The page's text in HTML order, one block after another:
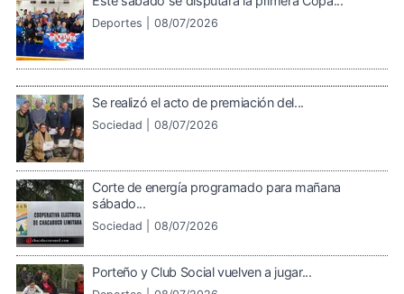
Deportes | 08/07/2026
Se realizó el acto de premiación del...
Sociedad | 08/07/2026
Corte de energía programado para mañana
sábado...
Sociedad | 08/07/2026
Porteño y Club Social vuelven a jugar...